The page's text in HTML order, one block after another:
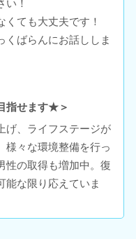
い！
ても大丈夫です！
くばらんにお話ししま
指せます★＞
げ、ライフステージが
様々な環境整備を行っ
性の取得も増加中。復
能な限り応えていま